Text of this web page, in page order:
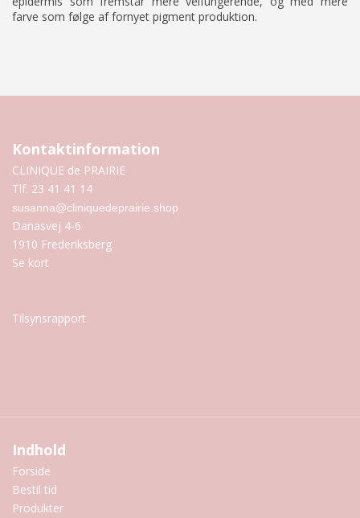
farve som følge af fornyet pigment produktion.
Kontaktinformation
CLINIQUE de PRAIRIE
Tlf. 23 41 41 14
susanna@cliniquedeprairie.shop
Danasvej 4-6
1910 Frederiksberg
Se kort
Tilsynsrapport
Indhold
Forside
Bestil tid
Produkter